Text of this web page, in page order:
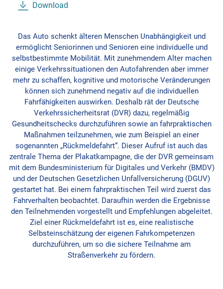
Download
Das Auto schenkt älteren Menschen Unabhängigkeit und
ermöglicht Seniorinnen und Senioren eine individuelle und
selbstbestimmte Mobilität. Mit zunehmendem Alter machen
einige Verkehrssituationen den Autofahrenden aber immer
mehr zu schaffen, kognitive und motorische Veränderungen
können sich zunehmend negativ auf die individuellen
Fahrfähigkeiten auswirken. Deshalb rät der Deutsche
Verkehrssicherheitsrat (DVR) dazu, regelmäßig
Gesundheitschecks durchzuführen sowie an fahrpraktischen
Maßnahmen teilzunehmen, wie zum Beispiel an einer
sogenannten „Rückmeldefahrt“. Dieser Aufruf ist auch das
zentrale Thema der Plakatkampagne, die der DVR gemeinsam
mit dem Bundesministerium für Digitales und Verkehr (BMDV)
und der Deutschen Gesetzlichen Unfallversicherung (DGUV)
gestartet hat. Bei einem fahrpraktischen Teil wird zuerst das
Fahrverhalten beobachtet. Daraufhin werden die Ergebnisse
den Teilnehmenden vorgestellt und Empfehlungen abgeleitet.
Ziel einer Rückmeldefahrt ist es, eine realistische
Selbsteinschätzung der eigenen Fahrkompetenzen
durchzuführen, um so die sichere Teilnahme am
Straßenverkehr zu fördern.